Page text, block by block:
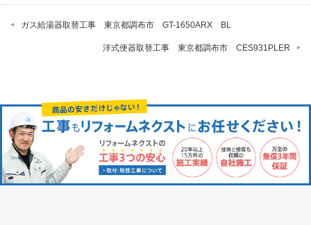
ガス給湯器取替工事 東京都調布市 GT-1650ARX BL
洋式便器取替工事 東京都調布市 CES931PLER